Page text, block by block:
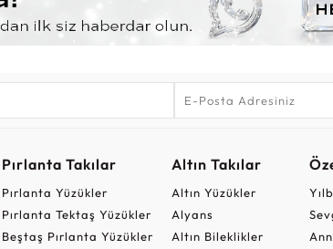
Pırlanta Takılar
Pırlanta Yüzükler
Pırlanta Tektaş Yüzükler
Beştaş Pırlanta Yüzükler
Altın Takılar
Altın Yüzükler
Alyans
Altın Bileklikler